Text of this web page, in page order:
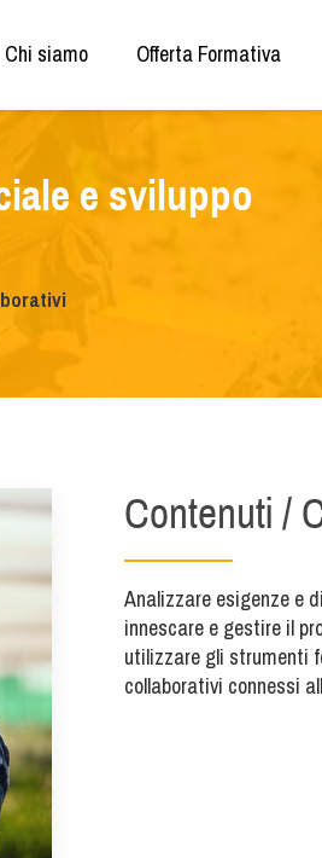
Chi siamo Offerta Formativa
e sviluppo
Contenuti /
Analizzare esigenze e
innescare e gestire il
utilizzare gli strumenti
collaborativi connessi